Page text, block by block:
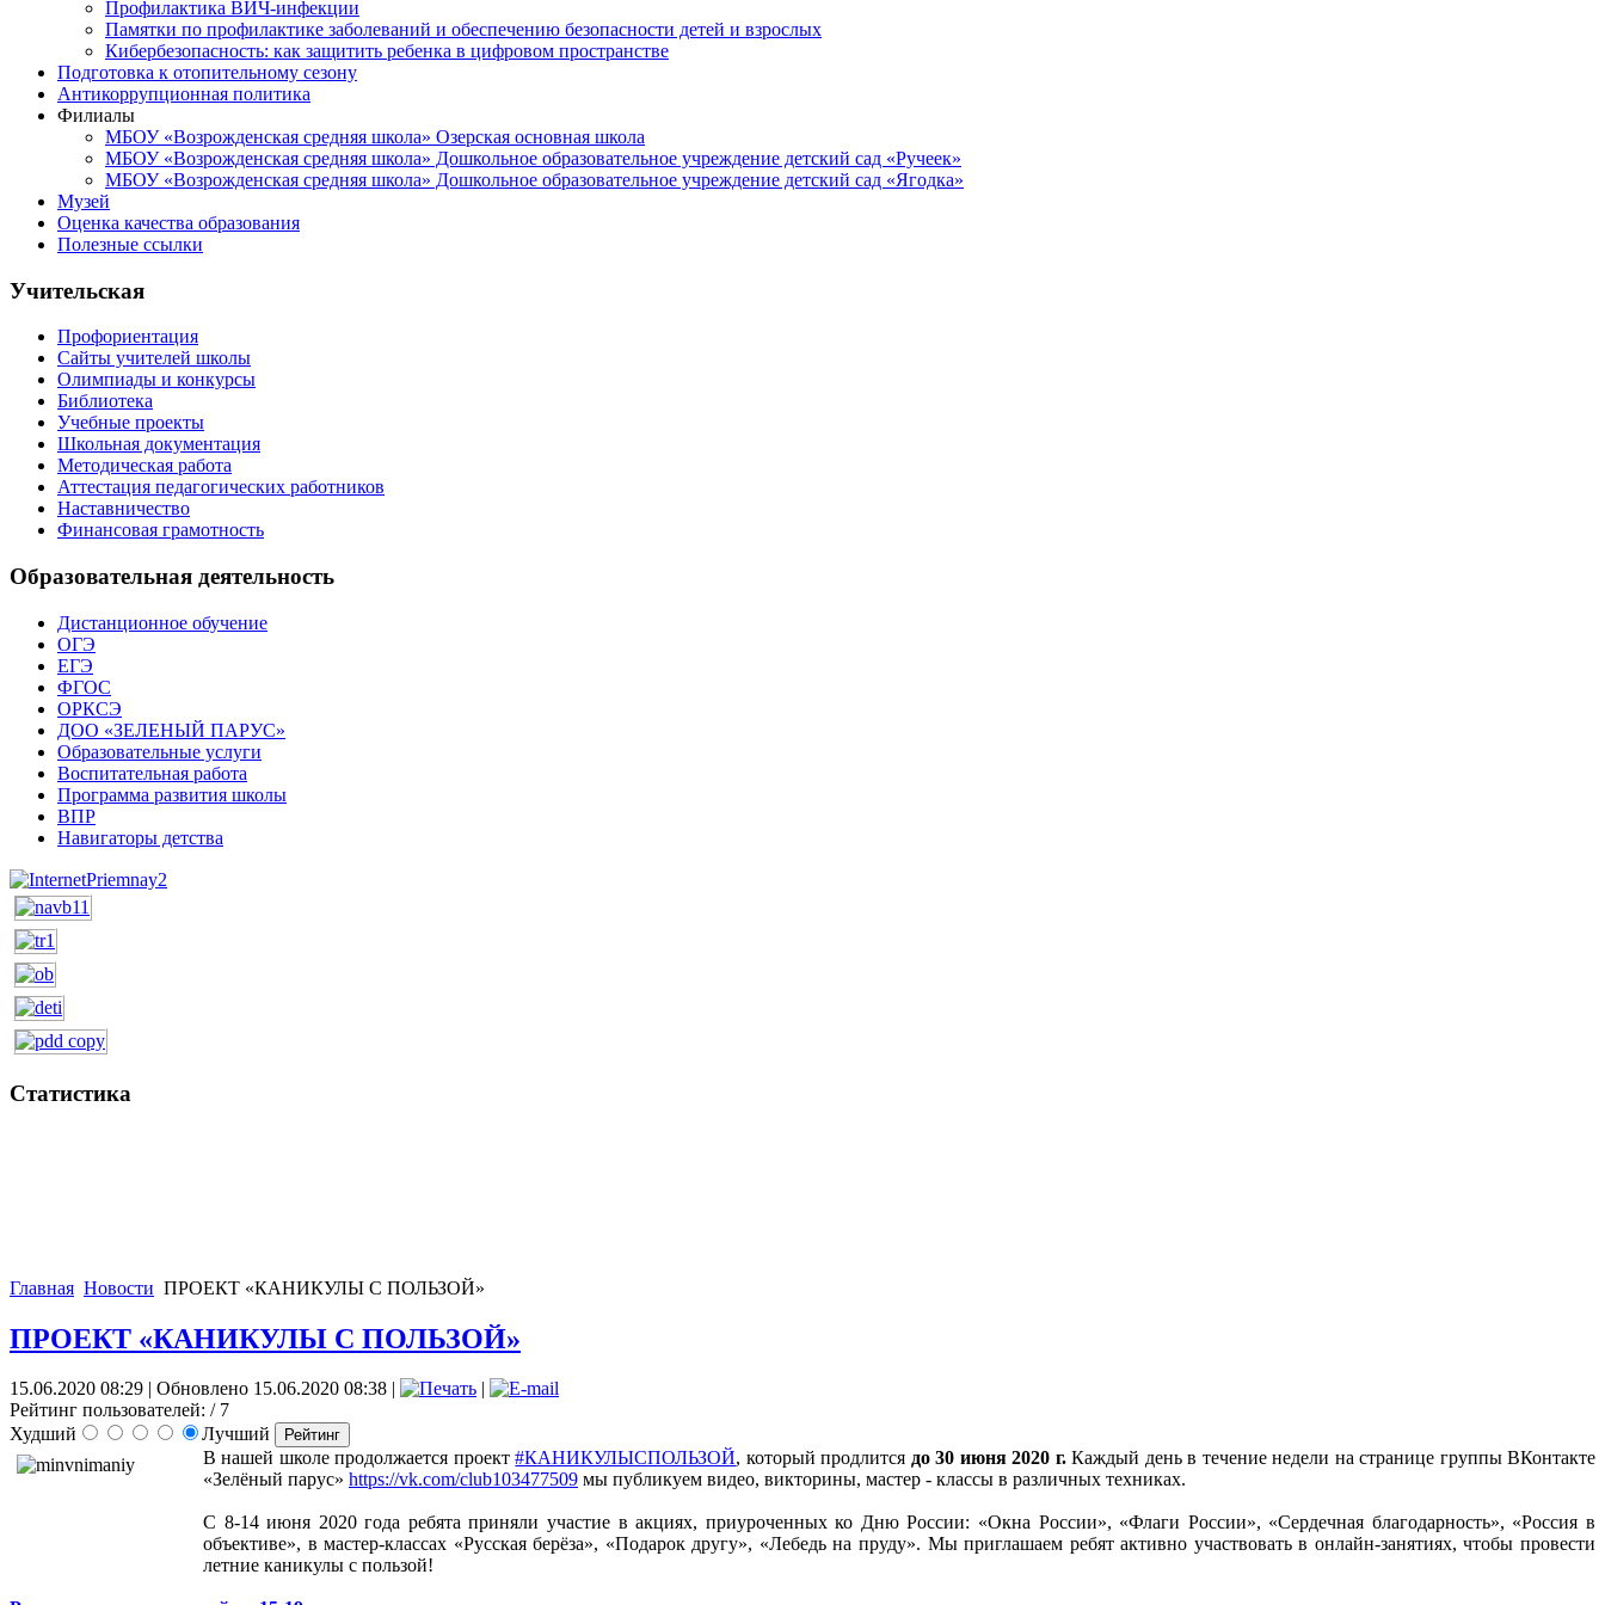
Профилактика ВИЧ-инфекции
Памятки по профилактике заболеваний и обеспечению безопасности детей и взрослых
Кибербезопасность: как защитить ребенка в цифровом пространстве
Подготовка к отопительному сезону
Антикоррупционная политика
Филиалы
МБОУ «Возрожденская средняя школа» Озерская основная школа
МБОУ «Возрожденская средняя школа» Дошкольное образовательное учреждение детский сад «Ручеек»
МБОУ «Возрожденская средняя школа» Дошкольное образовательное учреждение детский сад «Ягодка»
Музей
Оценка качества образования
Полезные ссылки
Учительская
Профориентация
Сайты учителей школы
Олимпиады и конкурсы
Библиотека
Учебные проекты
Школьная документация
Методическая работа
Аттестация педагогических работников
Наставничество
Финансовая грамотность
Образовательная деятельность
Дистанционное обучение
ОГЭ
ЕГЭ
ФГОС
ОРКСЭ
ДОО «ЗЕЛЕНЫЙ ПАРУС»
Образовательные услуги
Воспитательная работа
Программа развития школы
ВПР
Навигаторы детства
Статистика
Главная Новости ПРОЕКТ «КАНИКУЛЫ С ПОЛЬЗОЙ»
ПРОЕКТ «КАНИКУЛЫ С ПОЛЬЗОЙ»
15.06.2020 08:29 Обновлено 15.06.2020 08:38
Рейтинг пользователей: / 7
Худший
Лучший
В нашей школе продолжается проект#КАНИКУЛЫСПОЛЬЗОЙ, который продлится до 30 июня 2020 г.Каждый день в течение недели на странице группы ВКонтакте
«Зелёный парус» https://vk.com/club103477509 мы публикуем видео, викторины, мастер - классы в различных техниках.
С 8-14 июня 2020 года ребята приняли участие в акциях, приуроченных ко Дню России: «Окна России», «Флаги России», «Сердечная благодарность», «Россия в
объективе», в мастер-классах «Русская берёза», «Подарок другу», «Лебедь на пруду». Мы приглашаем ребят активно участвовать в онлайн-занятиях, чтобы провести
летние каникулы с пользой!